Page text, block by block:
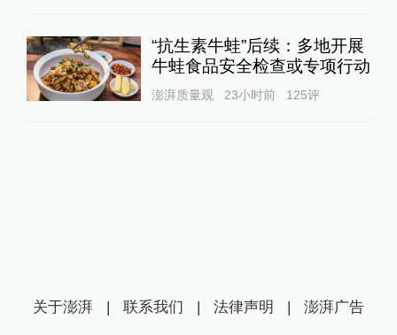
“抗生素牛蛙”后续：多地开展
牛蛙食品安全检查或专项行动
澎湃质量观 23小时前 125评
关于澎湃 | 联系我们 | 法律声明 | 澎湃广告